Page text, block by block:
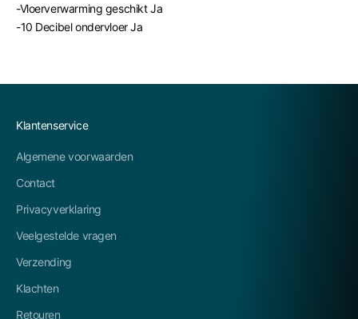
-Vloerverwarming geschikt Ja
-10 Decibel ondervloer Ja
Klantenservice
Algemene voorwaarden
Contact
Privacyverklaring
Veelgestelde vragen
Verzending
Klachten
Retouren